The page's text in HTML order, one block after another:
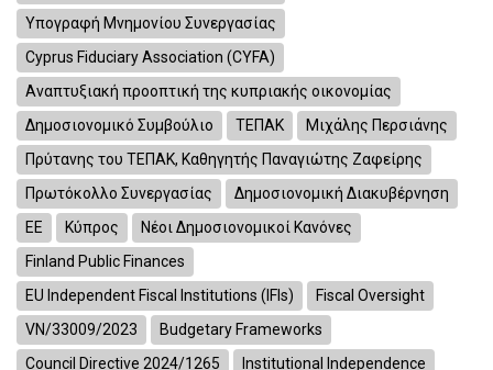
Υπογραφή Μνημονίου Συνεργασίας
Cyprus Fiduciary Association (CYFA)
Αναπτυξιακή προοπτική της κυπριακής οικονομίας
Δημοσιονομικό Συμβούλιο
ΤΕΠΑΚ
Μιχάλης Περσιάνης
Πρύτανης του ΤΕΠΑΚ, Καθηγητής Παναγιώτης Ζαφείρης
Πρωτόκολλο Συνεργασίας
Δημοσιονομική Διακυβέρνηση
ΕΕ
Κύπρος
Νέοι Δημοσιονομικοί Κανόνες
Finland Public Finances
EU Independent Fiscal Institutions (IFIs)
Fiscal Oversight
VN/33009/2023
Budgetary Frameworks
Council Directive 2024/1265
Institutional Independence